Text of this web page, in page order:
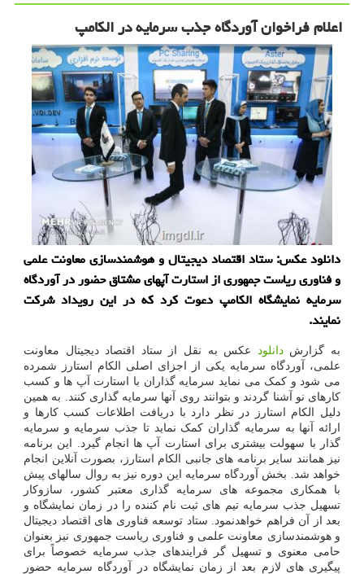
اعلام فراخوان آوردگاه جذب سرمایه در الکامپ
دانلود عکس: ستاد اقتصاد دیجیتال و هوشمندسازی معاونت علمی
و فناوری ریاست جمهوری از استارت آپهای مشتاق حضور در آوردگاه
سرمایه نمایشگاه الکامپ دعوت کرد که در این رویداد شرکت
نمایند.
به گزارشدانلود
عکس به نقل از ستاد اقتصاد دیجیتال معاونت
علمی، آوردگاه سرمایه یکی از اجزای اصلی الکام استارز شمرده
می شود و کمک می نماید سرمایه گذاران با استارت آپ ها و کسب
کارهای نو آشنا گردند و بتوانند روی آنها سرمایه گذاری کنند. به همین
دلیل الکام استارز در نظر دارد با دریافت اطلاعات کسب کارها و
ارائه آنها به سرمایه گذاران کمک نماید تا جذب سرمایه و سرمایه
گذار با سهولت بیشتری برای استارت آپ ها انجام گیرد. این برنامه
نیز همانند سایر برنامه های جانبی الکام استارز، بصورت آنلاین انجام
خواهد شد. بخش آوردگاه سرمایه این دوره نیز به روال سالهای پیش
با همکاری مجموعه های سرمایه گذاری معتبر کشور، سازوکار
تسهیل جذب سرمایه تیم های ثبت نام کننده را در زمان نمایشگاه و
بعد از آن فراهم خواهدنمود. ستاد توسعه فناوری های اقتصاد دیجیتال
و هوشمندسازی معاونت علمی و فناوری ریاست جمهوری نیز بعنوان
حامی معنوی و تسهیل گر فرایندهای جذب سرمایه خصوصاً برای
پیگیری های لازم بعد از زمان نمایشگاه در آوردگاه سرمایه حضور